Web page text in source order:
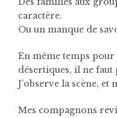
caractère.
Ou un manque de
En même temps pour
désertiques, il ne
J’observe la scène, et
Mes compagnons